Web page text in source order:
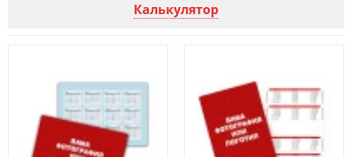
Калькулятор